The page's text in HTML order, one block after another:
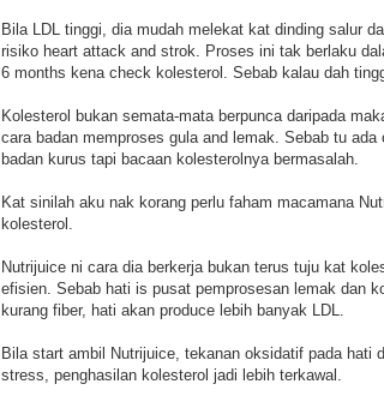
Bila LDL tinggi, dia mudah melekat kat dinding salur
risiko heart attack and strok. Proses ini tak berlaku
6 months kena check kolesterol. Sebab kalau dah
Kolesterol bukan semata-mata berpunca daripada
cara badan memproses gula and lemak. Sebab tu
badan kurus tapi bacaan kolesterolnya bermasalah.
Kat sinilah aku nak korang perlu faham macamana
kolesterol.
Nutrijuice ni cara dia berkerja bukan terus tuju kat
efisien. Sebab hati is pusat pemprosesan lemak dan
kurang fiber, hati akan produce lebih banyak LDL.
Bila start ambil Nutrijuice, tekanan oksidatif pada hati
stress, penghasilan kolesterol jadi lebih terkawal.